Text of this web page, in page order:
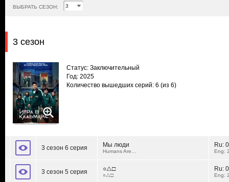
ВЫБРАТЬ СЕЗОН:
3 сезон
Статус: Заключительный
Год: 2025
Количество вышедших серий: 6 (из 6)
3 сезон 6 серия Мы люди
Humans Are…
Ru:
Eng:
3 сезон 5 серия ○△□
○△□
Ru:
Eng: